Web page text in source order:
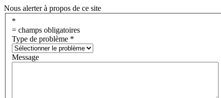
Nous alerter à propos de ce site
*
= champs obligatoires
Type de problème *
Message